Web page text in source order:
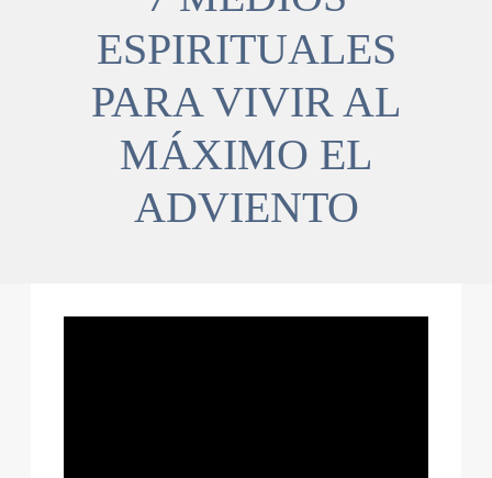
ESPIRITUALES
PARA VIVIR AL
MÁXIMO EL
ADVIENTO